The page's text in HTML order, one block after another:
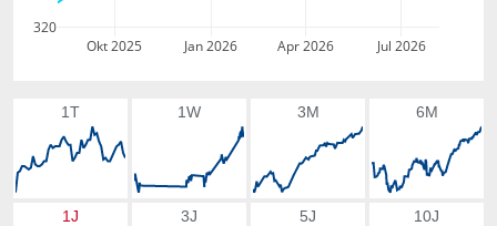
Okt 2025 Jan 2026 Apr 2026 Jul 2026
320
1T 1W 3M 6M
1J 3J 5J 10J